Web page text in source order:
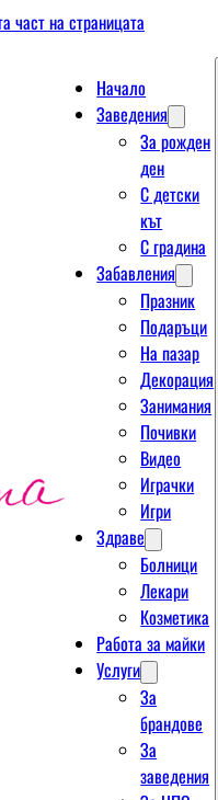
част на страницата
Начало
Заведения
За рожден
ден
С детски
кът
С градина
Забавления
Празник
Подаръци
На пазар
Декорация
Занимания
Почивки
Видео
Играчки
Игри
Здраве
Болници
Лекари
Козметика
Работа за майки
Услуги
За
брандове
За
заведения